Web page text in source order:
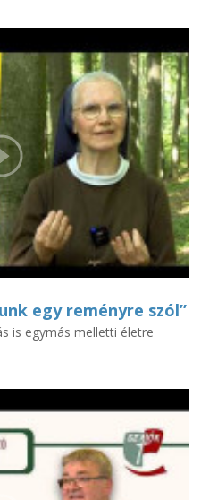
egy reményre szól”
is egymás melletti életre